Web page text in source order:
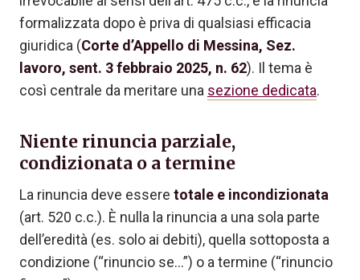
formalizzata dopo è priva di qualsiasi efficacia
giuridica (Corte d’Appello di Messina, Sez.
lavoro, sent. 3 febbraio 2025, n. 62). Il tema è
così centrale da meritare una sezione dedicata.
Niente rinuncia parziale,
condizionata o a termine
La rinuncia deve essere totale e incondizionata
(art. 520 c.c.). È nulla la rinuncia a una sola parte
dell’eredità (es. solo ai debiti), quella sottoposta a
condizione (“rinuncio se…”) o a termine (“rinuncio